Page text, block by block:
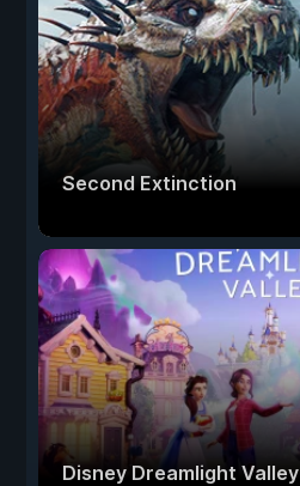
Second Extinction
Disney Dreamlight Valley